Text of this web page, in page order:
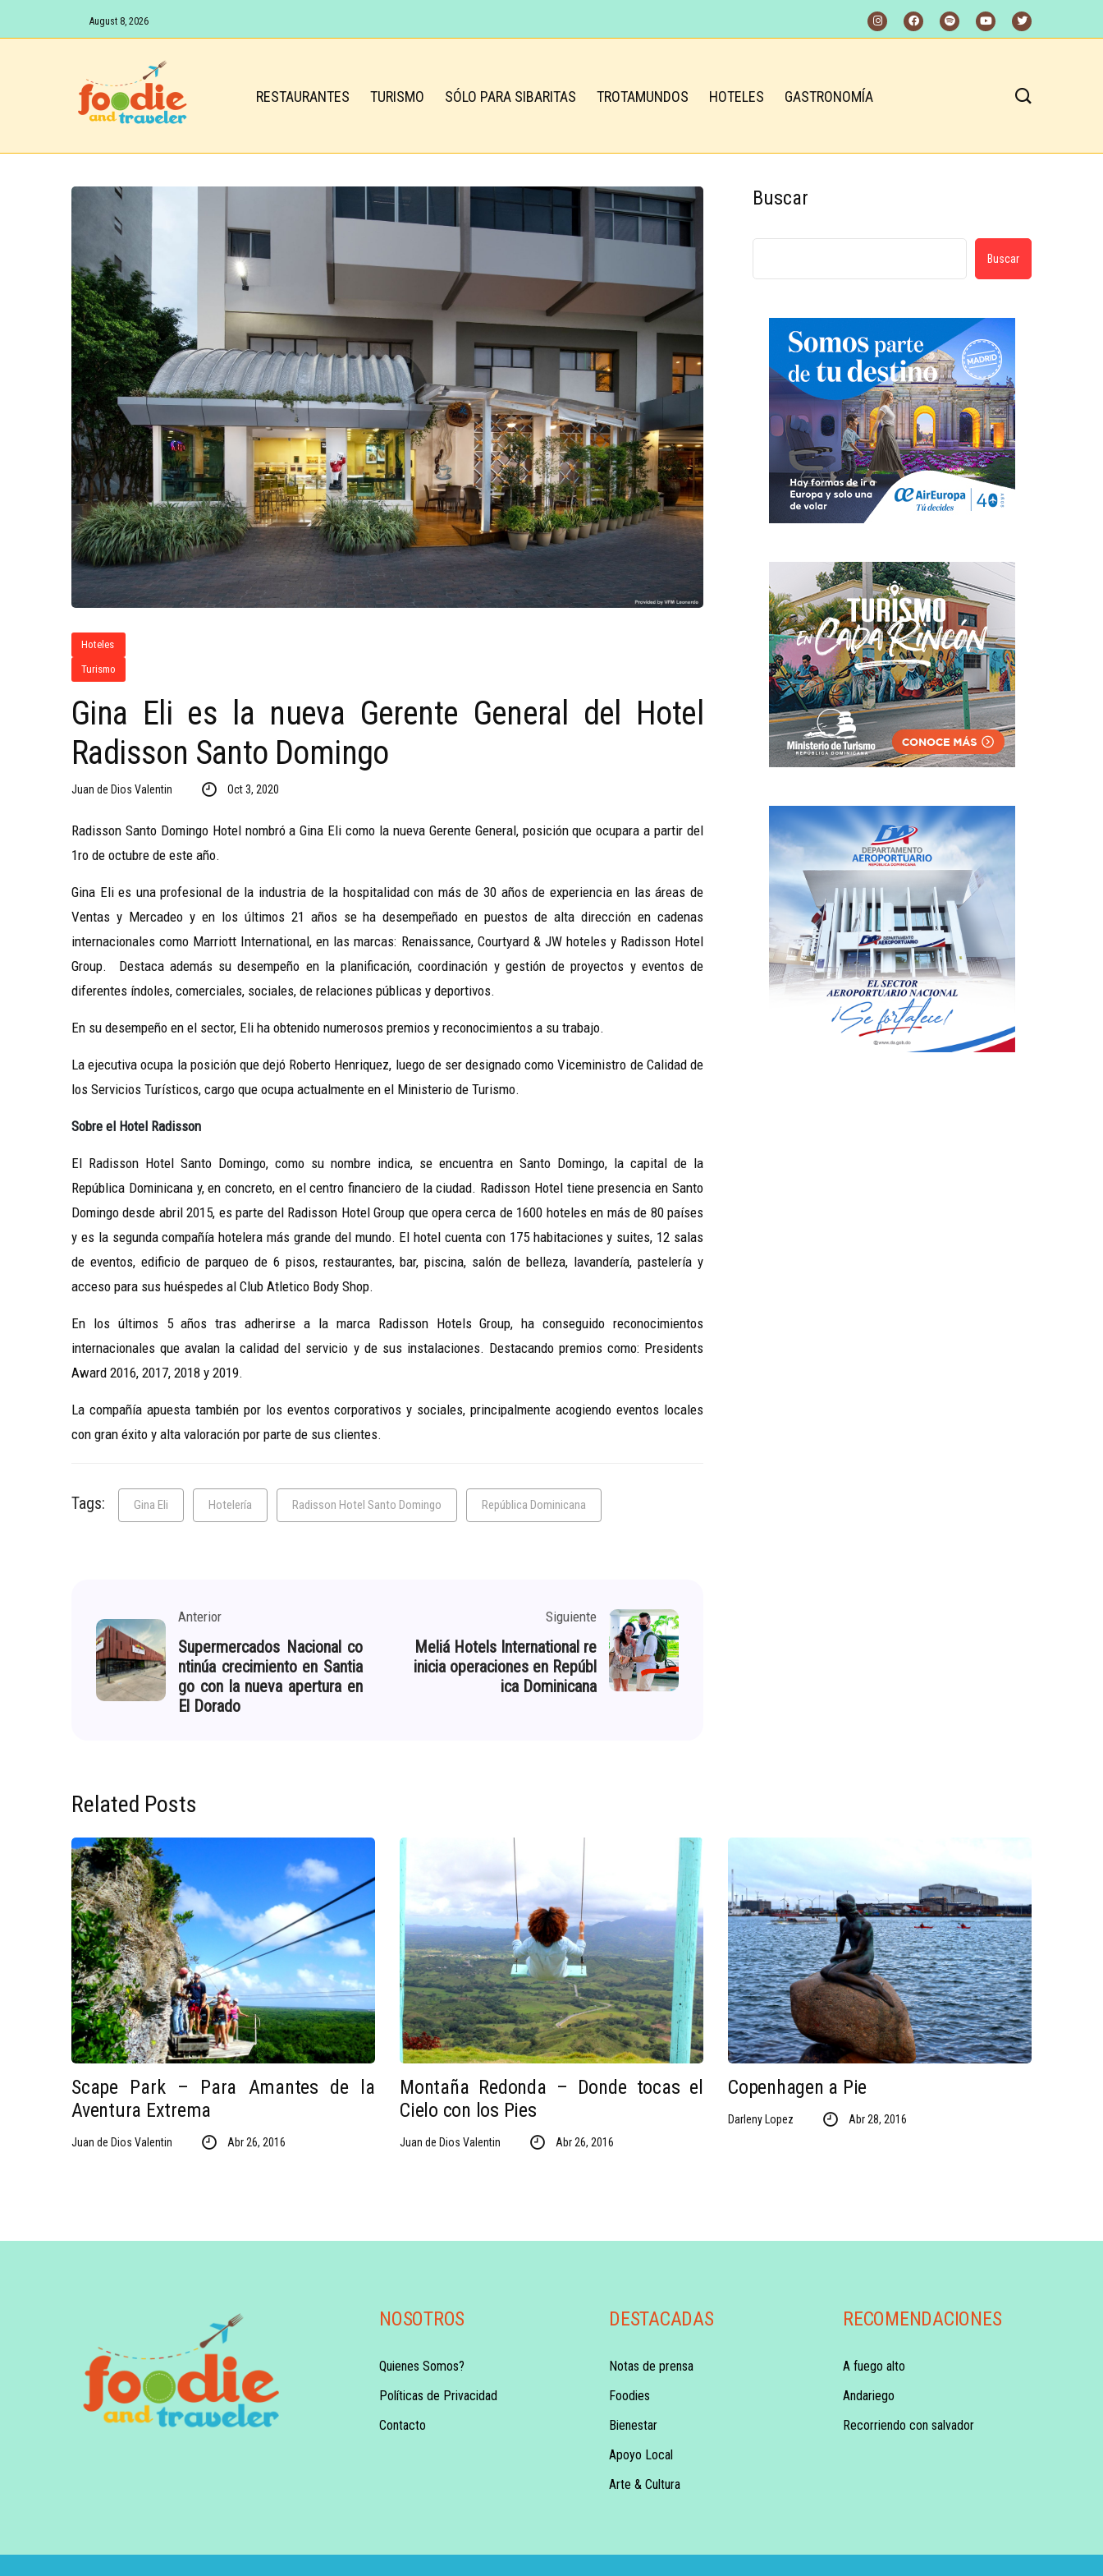
August 8, 2026
RESTAURANTES TURISMO SÓLO PARA SIBARITAS TROTAMUNDOS HOTELES GASTRONOMÍA
Hoteles
Turismo
Gina Eli es la nueva Gerente General del Hotel
Radisson Santo Domingo
Juan de Dios Valentin Oct 3, 2020
Radisson Santo Domingo Hotel nombró a Gina Eli como la nueva Gerente General, posición que ocupara a partir del
1ro de octubre de este año.
Gina Eli es una profesional de la industria de la hospitalidad con más de 30 años de experiencia en las áreas de
Ventas y Mercadeo y en los últimos 21 años se ha desempeñado en puestos de alta dirección en cadenas
internacionales como Marriott International, en las marcas: Renaissance, Courtyard & JW hoteles y Radisson Hotel
Group. Destaca además su desempeño en la planificación, coordinación y gestión de proyectos y eventos de
diferentes índoles, comerciales, sociales, de relaciones públicas y deportivos.
En su desempeño en el sector, Eli ha obtenido numerosos premios y reconocimientos a su trabajo.
La ejecutiva ocupa la posición que dejó Roberto Henriquez, luego de ser designado como Viceministro de Calidad de
los Servicios Turísticos, cargo que ocupa actualmente en el Ministerio de Turismo.
Sobre el Hotel Radisson
El Radisson Hotel Santo Domingo, como su nombre indica, se encuentra en Santo Domingo, la capital de la
República Dominicana y, en concreto, en el centro financiero de la ciudad. Radisson Hotel tiene presencia en Santo
Domingo desde abril 2015, es parte del Radisson Hotel Group que opera cerca de 1600 hoteles en más de 80 países
y es la segunda compañía hotelera más grande del mundo. El hotel cuenta con 175 habitaciones y suites, 12 salas
de eventos, edificio de parqueo de 6 pisos, restaurantes, bar, piscina, salón de belleza, lavandería, pastelería y
acceso para sus huéspedes al Club Atletico Body Shop.
En los últimos 5 años tras adherirse a la marca Radisson Hotels Group, ha conseguido reconocimientos
internacionales que avalan la calidad del servicio y de sus instalaciones. Destacando premios como: Presidents
Award 2016, 2017, 2018 y 2019.
La compañía apuesta también por los eventos corporativos y sociales, principalmente acogiendo eventos locales
con gran éxito y alta valoración por parte de sus clientes.
Tags: Gina Eli Hotelería Radisson Hotel Santo Domingo República Dominicana
Anterior
Supermercados Nacional co
ntinúa crecimiento en Santia
go con la nueva apertura en
El Dorado
Siguiente
Meliá Hotels International re
inicia operaciones en Repúbl
ica Dominicana
Buscar
Buscar
Related Posts
Scape Park – Para Amantes de la
Aventura Extrema
Juan de Dios Valentin Abr 26, 2016
Montaña Redonda – Donde tocas el
Cielo con los Pies
Juan de Dios Valentin Abr 26, 2016
Copenhagen a Pie
Darleny Lopez Abr 28, 2016
NOSOTROS
Quienes Somos?
Políticas de Privacidad
Contacto
DESTACADAS
Notas de prensa
Foodies
Bienestar
Apoyo Local
Arte & Cultura
RECOMENDACIONES
A fuego alto
Andariego
Recorriendo con salvador